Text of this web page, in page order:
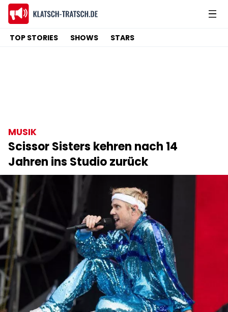
TOP STORIES SHOWS STARS
MUSIK
Scissor Sisters kehren nach 14
Jahren ins Studio zurück